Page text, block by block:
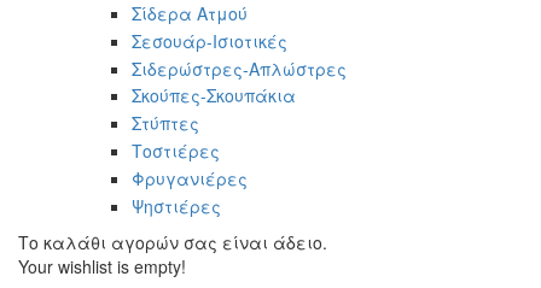
Σίδερα Ατμού
Σεσουάρ-Ισιοτικές
Σιδερώστρες-Απλώστρες
Σκούπες-Σκουπάκια
Στύπτες
Τοστιέρες
Φρυγανιέρες
Ψηστιέρες
Το καλάθι αγορών σας είναι άδειο.
Your wishlist is empty!